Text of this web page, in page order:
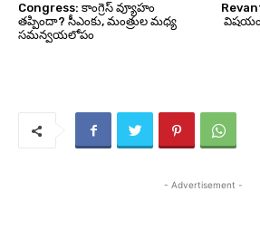
Congress: కాంగ్రెస్ వ్యూహం
తప్పిందా? సీఎంకు, మంత్రుల మధ్య
సమన్వయలోపం
- Advertisement -